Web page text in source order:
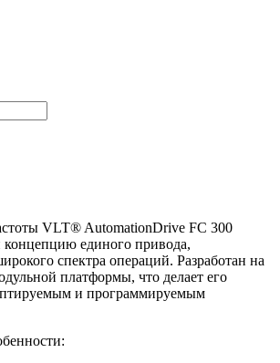
VLT® AutomationDrive FC 300
концепцию единого привода,
спектра операций. Разработан на
платформы, что делает его
и программируемым